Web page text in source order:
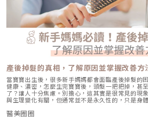
產後掉髮的真相，了解原因並掌握改善方
當寶寶出生後，很多新手媽媽都會面臨產後掉髮的
健康、濃密，怎麼生完寶寶後，頭髮一把把掉，甚
了？讓人十分焦慮。別擔心，這其實是很常見的現
與生理變化有關，但通常並不是永久性的，只是身
天就來解開產後掉髮的原因，並教你如何改善產後
擾。產後掉髮怎麼辦？深入了解背後的原因很多新
醫美圈圈